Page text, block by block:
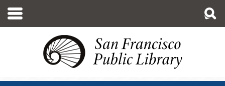
contenido